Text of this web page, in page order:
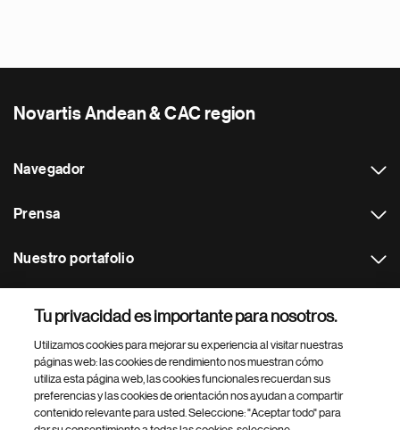
Novartis Andean & CAC region
Navegador
Prensa
Nuestro portafolio
Footer Site Search
Tu privacidad es importante para nosotros.
Utilizamos cookies para mejorar su experiencia al visitar nuestras
páginas web: las cookies de rendimiento nos muestran cómo
utiliza esta página web, las cookies funcionales recuerdan sus
preferencias y las cookies de orientación nos ayudan a compartir
contenido relevante para usted. Seleccione: "Aceptar todo" para